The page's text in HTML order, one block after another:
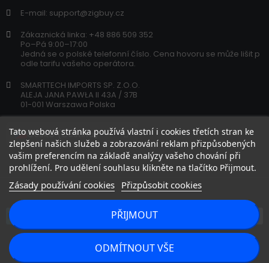
Tato webová stránka používá vlastní i cookies třetích stran ke
zlepšení našich služeb a zobrazování reklam přizpůsobených
vašim preferencím na základě analýzy vašeho chování při
prohlížení. Pro udělení souhlasu klikněte na tlačítko Přijmout.
Zásady používání cookies Přizpůsobit cookies
ODMÍTNOUT VŠE
PŘIJMOUT
E-mail: support@zigbuy.cz
Zákaznická linka: +48 886 509 352
Po–Pá 9:00–17:00
Jedná se o polské telefonní číslo. Cena hovoru se může lišit p
odle tarifu vašeho operátora.
SMARTTECH IMPORTS SP. Z.O.O.
ALEJA JANA PAWŁA II 43A / 37B
01-001 Warszawa Polska
Copyright 2026 © zigbuy.cz. Všechna práva vyhrazena.